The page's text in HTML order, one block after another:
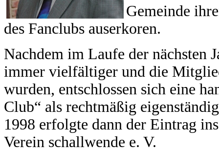
Gemeinde
des Fanclubs auserkoren.
Nachdem im Laufe der nächsten
immer vielfältiger und die
wurden, entschlossen sich eine
Club“ als rechtmäßig
1998 erfolgte dann der Eintrag
Verein schallwende e. V.